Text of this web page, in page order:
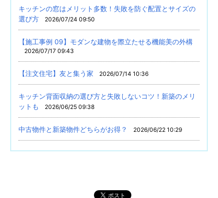
キッチンの窓はメリット多数！失敗を防ぐ配置とサイズの
選び方
2026/07/24 09:50
【施工事例 09】モダンな建物を際立たせる機能美の外構
2026/07/17 09:43
【注文住宅】友と集う家 2026/07/14 10:36
キッチン背面収納の選び方と失敗しないコツ！新築のメリ
ットも
2026/06/25 09:38
中古物件と新築物件どちらがお得？ 2026/06/22 10:29